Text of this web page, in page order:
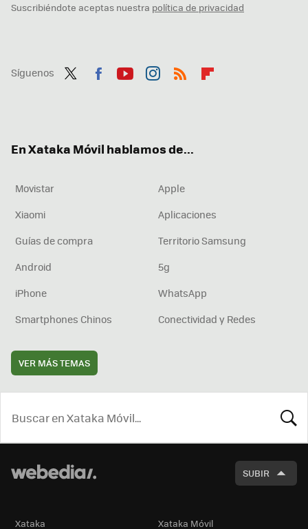
Suscribiéndote aceptas nuestra política de privacidad
Síguenos
En Xataka Móvil hablamos de...
Movistar
Apple
Xiaomi
Aplicaciones
Guías de compra
Territorio Samsung
Android
5g
iPhone
WhatsApp
Smartphones Chinos
Conectividad y Redes
VER MÁS TEMAS
SUBIR
Xataka Xataka Móvil